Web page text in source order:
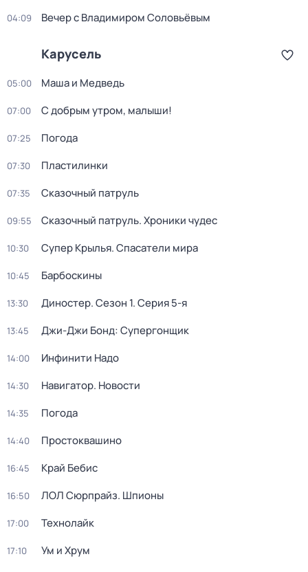
04:09 Вечер с Владимиром Соловьёвым
Карусель
05:00 Маша и Медведь
07:00 С добрым утром, малыши!
07:25 Погода
07:30 Пластилинки
07:35 Сказочный патруль
09:55 Сказочный патруль. Хроники чудес
10:30 Супер Крылья. Спасатели мира
10:45 Барбоскины
13:30 Диностер. Сезон 1. Серия 5-я
13:45 Джи-Джи Бонд: Супергонщик
14:00 Инфинити Надо
14:30 Навигатор. Новости
14:35 Погода
14:40 Простоквашино
16:45 Край Бебис
16:50 ЛОЛ Сюрпрайз. Шпионы
17:00 Технолайк
17:10 Ум и Хрум